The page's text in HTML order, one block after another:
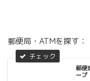
郵便局・ATMを探す：
郵便
ープ